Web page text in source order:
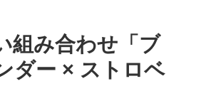
組み合わせ「ブ
ダー × ストロベ